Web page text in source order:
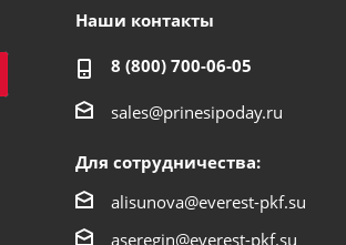
Наши контакты
8 (800) 700-06-05
sales@prinesipoday.ru
Для сотрудничества:
alisunova@everest-pkf.su
aseregin@everest-pkf.su